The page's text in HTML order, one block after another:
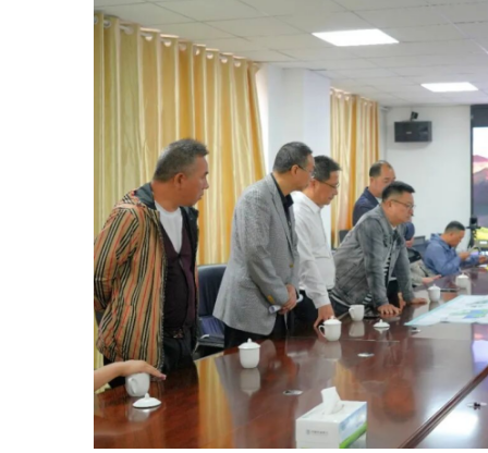
大哈控股集团董事长金小军介
绍了考察目的和合作意向。他表
示，乌恰县突出的口岸优势和产业
政策，与台州企业在商贸、制造、
物流等领域的发展需求高度契合，
合作空间广阔。他特别对借鉴台州
模式在乌恰县建设商贸城表现出浓
厚兴趣。与会企业家还围绕企业用
地、通关便利、要素保障等话题进